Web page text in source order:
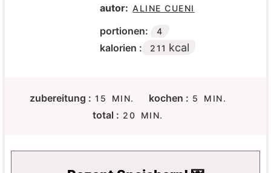
autor: ALINE CUENI
portionen: 4
kalorien : 211 kcal
zubereitung : 15 M
N
T
MIN. kochen : 5
M
T
MIN.
total : 20 M
U
MIN.